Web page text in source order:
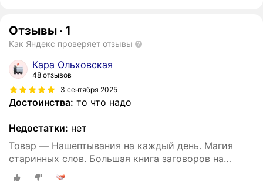
Отзывы · 1
Как Яндекс проверяет отзывы
Кара Ольховская
48 отзывов
3 сентября 2025
Достоинства: то что надо
Недостатки: нет
Товар — Нашептывания на каждый день. Магия
старинных слов. Большая книга заговоров на
деньги, здоровье, любовь и защиту. Великорайская
О. АСТ